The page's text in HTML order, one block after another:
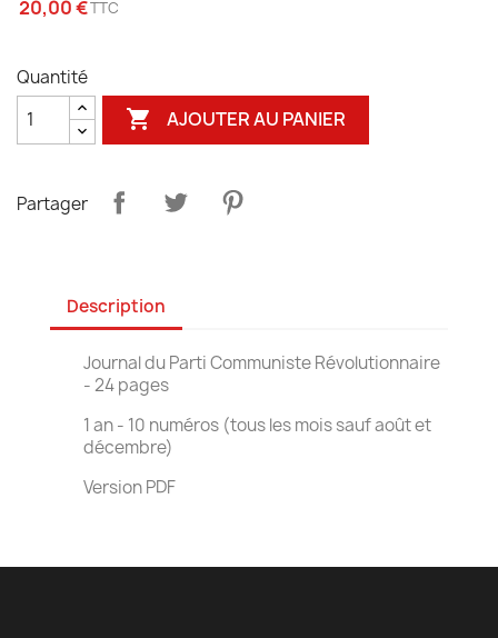
20,00 €TTC
Quantité
 AJOUTER AU PANIER
Partager
Description
Journal du Parti Communiste Révolutionnaire
- 24 pages
1 an - 10 numéros (tous les mois sauf août et
décembre)
Version PDF